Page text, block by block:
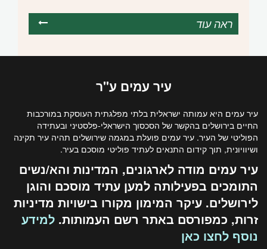
ראה עוד
עיר עמים ע"ר
עיר עמים היא עמותה ישראלית בלתי מפלגתית העוסקת במורכבות
החיים בירושלים בהקשר של הסכסוך הישראלי-פלסטיני ובעתידה
הפוליטי של העיר. עיר עמים פועלת במגמה שירושלים תהיה עיר תקינה
ושיוויונית, תוך קידום התנאים לעתיד פוליטי מוסכם בעיר.
עיר עמים מודה לארגונים, המדינות והא/נשים
התומכים בפעילותה למען עתיד מוסכם והוגן
לירושלים. עיקר המימון מקורו בישויות מדיניות
זרות, כמפורסם באתר רשם העמותות. למידע
נוסף לחצו כאן